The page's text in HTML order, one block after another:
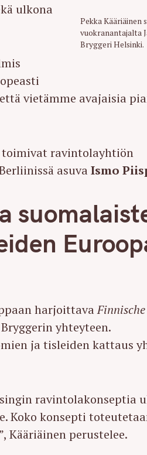
Pekka Kääriäinen
vuokranantajalta
Bryggeri Helsinki.
ulkona
vietämme avajaisia
ravintolayhtiön
asuvaIsmo
harjoittavaFinnische
yhteyteen.
ja tisleiden kattaus
ravintolakonseptia
Koko konsepti
perustelee.
Press Esc to cancel.